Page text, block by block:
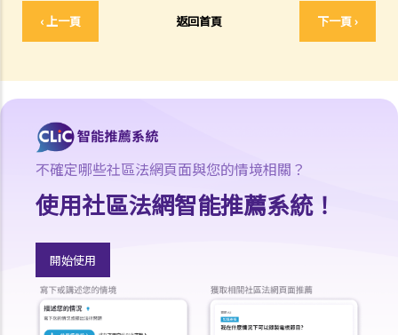
‹ 上一頁 返回首頁 下一頁 ›
5. 遺產管理書（附有遺囑）
2. 程序
1. 未作管理遺產授予書
1. 我的父親多年前去世，生前沒有立遺囑。我的母親沒有取得遺產管理
書，現在也已經去世了，同樣生前沒有立遺囑。我應該怎麼處理我父母
的遺產？
2. 在遺產代理人不在香港的情況下作出的授予
7. 遺產稅之取消及申請遺產的授予承辦書之程序
8. 撤銷授予
9. 問與答
不確定哪些社區法網頁面與您的情境相關？
使用社區法網智能推薦系統！
開始使用